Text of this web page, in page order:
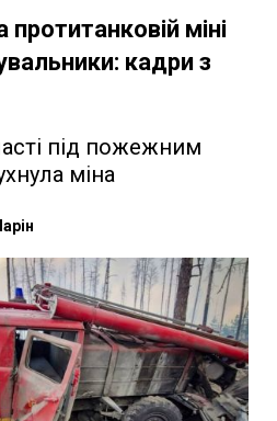
міні
кадри з
під пожежним
міна